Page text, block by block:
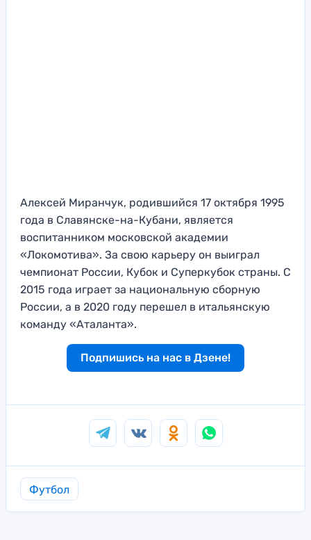
Алексей Миранчук, родившийся 17 октября 1995
года в Славянске-на-Кубани, является
воспитанником московской академии
«Локомотива». За свою карьеру он выиграл
чемпионат России, Кубок и Суперкубок страны. С
2015 года играет за национальную сборную
России, а в 2020 году перешел в итальянскую
команду «Аталанта».
Подпишись на нас в Дзене!
Футбол